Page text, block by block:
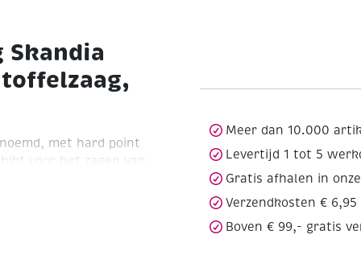
met hard point
voor het zagen van
is voor
Meer dan 10.000
Levertijd 1 tot 5
Gratis afhalen in
Verzendkosten € 6,95
Boven € 99,- gratis